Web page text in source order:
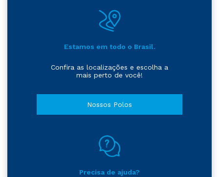
Estamos em todo o Brasil.
Confira as localizações e escolha a
mais perto de você!
Nossos Polos
Precisa de ajuda?